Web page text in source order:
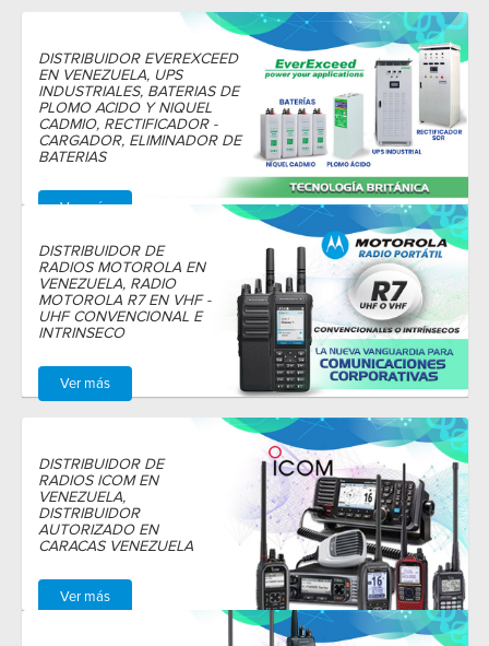
DISTRIBUIDOR EVEREXCEED
EN VENEZUELA, UPS
INDUSTRIALES, BATERIAS DE
PLOMO ACIDO Y NIQUEL
CADMIO, RECTIFICADOR -
CARGADOR, ELIMINADOR DE
BATERIAS
Ver más
DISTRIBUIDOR DE
RADIOS MOTOROLA EN
VENEZUELA, RADIO
MOTOROLA R7 EN VHF -
UHF CONVENCIONAL E
INTRINSECO
Ver más
DISTRIBUIDOR DE
RADIOS ICOM EN
VENEZUELA,
DISTRIBUIDOR
AUTORIZADO EN
CARACAS VENEZUELA
Ver más